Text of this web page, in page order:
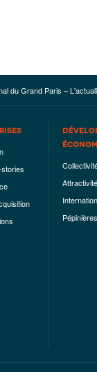
du Grand Paris –
Attractivité
Pépinières